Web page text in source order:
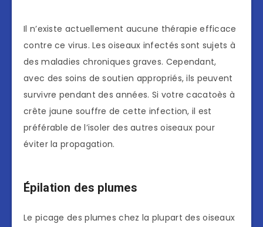
Il n’existe actuellement aucune thérapie efficace
contre ce virus. Les oiseaux infectés sont sujets à
des maladies chroniques graves. Cependant,
avec des soins de soutien appropriés, ils peuvent
survivre pendant des années. Si votre cacatoès à
crête jaune souffre de cette infection, il est
préférable de l’isoler des autres oiseaux pour
éviter la propagation.
Épilation des plumes
Le picage des plumes chez la plupart des oiseaux